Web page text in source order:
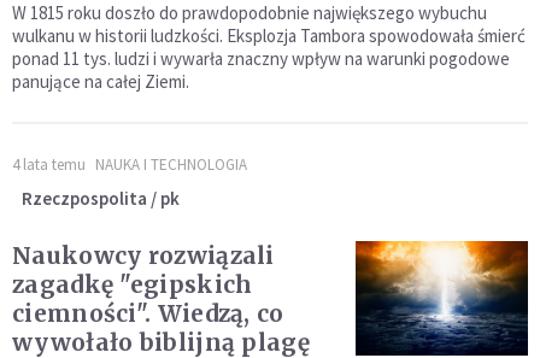
W 1815 roku doszło do prawdopodobnie największego wybuchu
wulkanu w historii ludzkości. Eksplozja Tambora spowodowała śmierć
ponad 11 tys. ludzi i wywarła znaczny wpływ na warunki pogodowe
panujące na całej Ziemi.
4 lata temu NAUKA I TECHNOLOGIA
Rzeczpospolita / pk
Naukowcy rozwiązali
zagadkę "egipskich
ciemności". Wiedzą, co
wywołało biblijną plagę